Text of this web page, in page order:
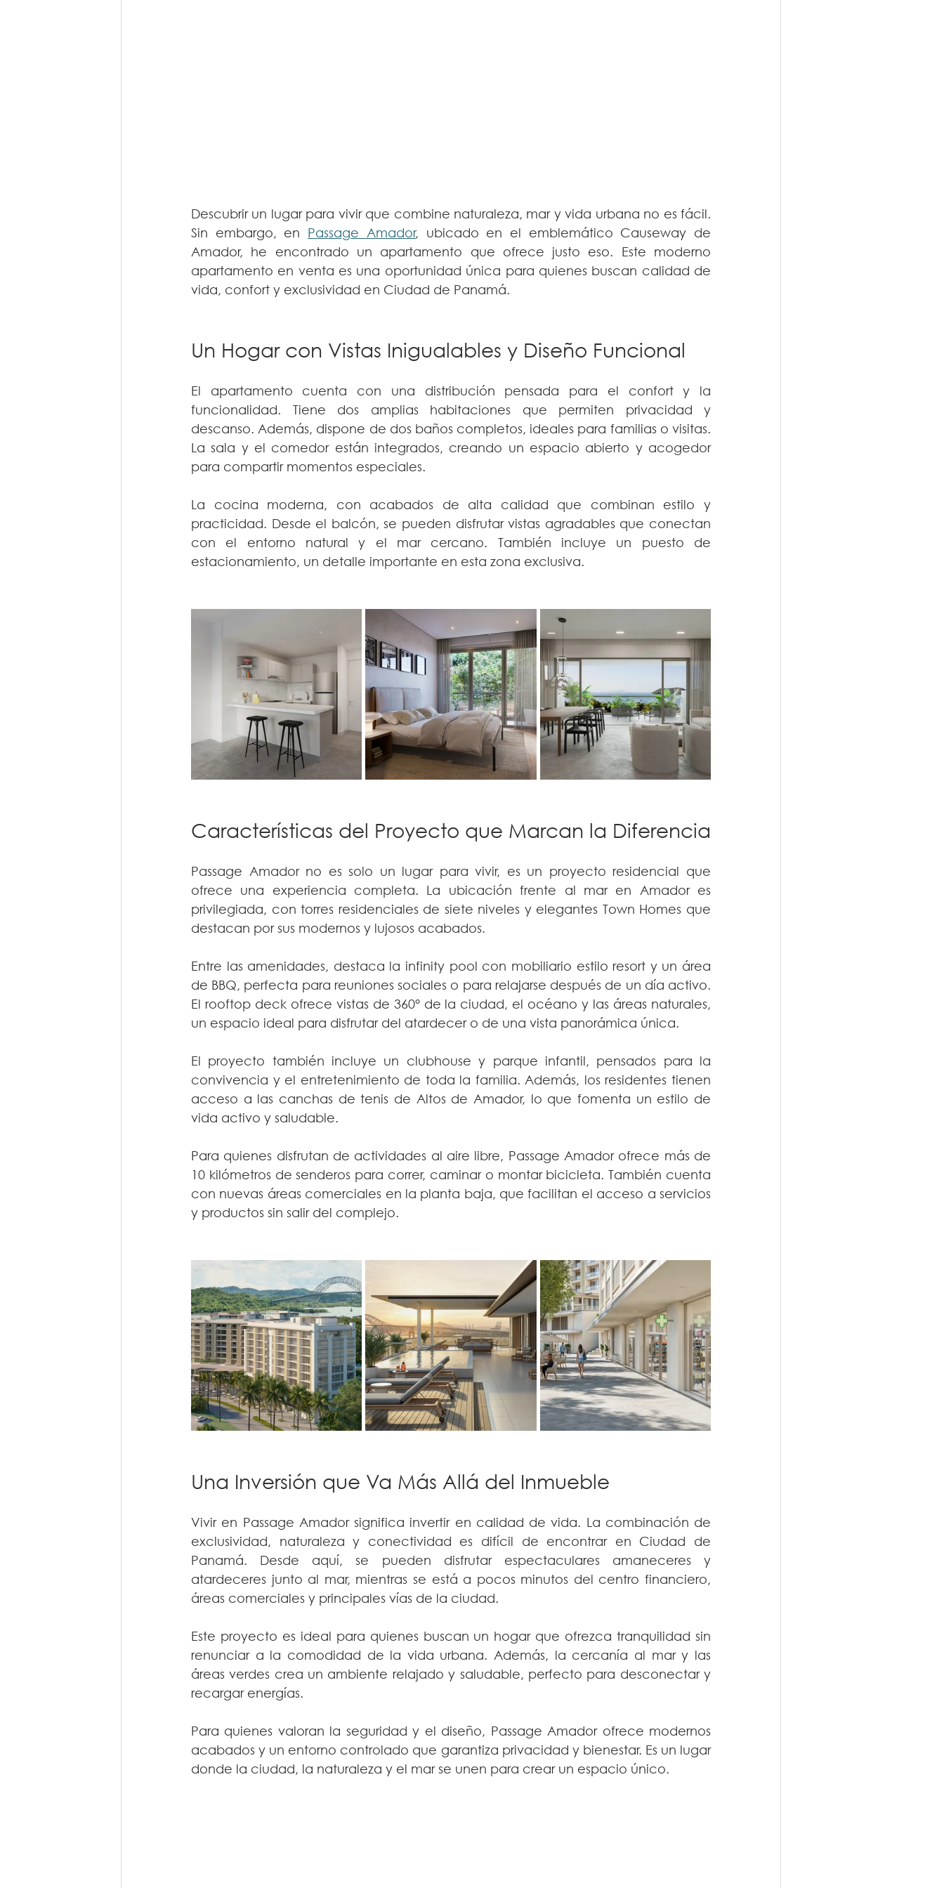
Descubrir un lugar para vivir que combine naturaleza, mar y vida urbana no es fácil.
Sin embargo, en Passage Amador, ubicado en el emblemático Causeway de
Amador, he encontrado un apartamento que ofrece justo eso. Este moderno
apartamento en venta es una oportunidad única para quienes buscan calidad de
vida, confort y exclusividad en Ciudad de Panamá.
Un Hogar con Vistas Inigualables y Diseño Funcional
El apartamento cuenta con una distribución pensada para el confort y la
funcionalidad. Tiene dos amplias habitaciones que permiten privacidad y
descanso. Además, dispone de dos baños completos, ideales para familias o visitas.
La sala y el comedor están integrados, creando un espacio abierto y acogedor
para compartir momentos especiales.
La cocina moderna, con acabados de alta calidad que combinan estilo y
practicidad. Desde el balcón, se pueden disfrutar vistas agradables que conectan
con el entorno natural y el mar cercano. También incluye un puesto de
estacionamiento, un detalle importante en esta zona exclusiva.
Características del Proyecto que Marcan la Diferencia
Passage Amador no es solo un lugar para vivir, es un proyecto residencial que
ofrece una experiencia completa. La ubicación frente al mar en Amador es
privilegiada, con torres residenciales de siete niveles y elegantes Town Homes que
destacan por sus modernos y lujosos acabados.
Entre las amenidades, destaca la infinity pool con mobiliario estilo resort y un área
de BBQ, perfecta para reuniones sociales o para relajarse después de un día activo.
El rooftop deck ofrece vistas de 360° de la ciudad, el océano y las áreas naturales,
un espacio ideal para disfrutar del atardecer o de una vista panorámica única.
El proyecto también incluye un clubhouse y parque infantil, pensados para la
convivencia y el entretenimiento de toda la familia. Además, los residentes tienen
acceso a las canchas de tenis de Altos de Amador, lo que fomenta un estilo de
vida activo y saludable.
Para quienes disfrutan de actividades al aire libre, Passage Amador ofrece más de
10 kilómetros de senderos para correr, caminar o montar bicicleta. También cuenta
con nuevas áreas comerciales en la planta baja, que facilitan el acceso a servicios
y productos sin salir del complejo.
Una Inversión que Va Más Allá del Inmueble
Vivir en Passage Amador significa invertir en calidad de vida. La combinación de
exclusividad, naturaleza y conectividad es difícil de encontrar en Ciudad de
Panamá. Desde aquí, se pueden disfrutar espectaculares amaneceres y
atardeceres junto al mar, mientras se está a pocos minutos del centro financiero,
áreas comerciales y principales vías de la ciudad.
Este proyecto es ideal para quienes buscan un hogar que ofrezca tranquilidad sin
renunciar a la comodidad de la vida urbana. Además, la cercanía al mar y las
áreas verdes crea un ambiente relajado y saludable, perfecto para desconectar y
recargar energías.
Para quienes valoran la seguridad y el diseño, Passage Amador ofrece modernos
acabados y un entorno controlado que garantiza privacidad y bienestar. Es un lugar
donde la ciudad, la naturaleza y el mar se unen para crear un espacio único.